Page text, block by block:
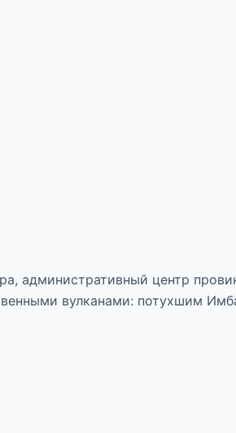
административный центр
вулканами: потухшим